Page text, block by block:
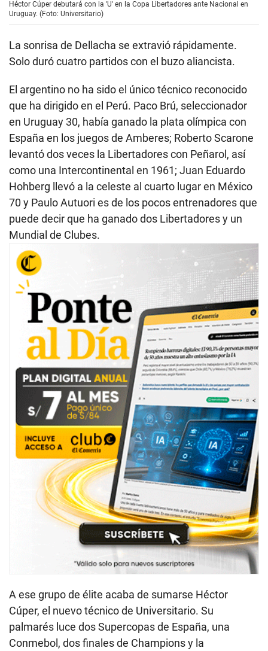
Héctor Cúper debutará con la 'U' en la Copa Libertadores ante Nacional en
Uruguay. (Foto: Universitario)
La sonrisa de Dellacha se extravió rápidamente.
Solo duró cuatro partidos con el buzo aliancista.
El argentino no ha sido el único técnico reconocido
que ha dirigido en el Perú. Paco Brú, seleccionador
en Uruguay 30, había ganado la plata olímpica con
España en los juegos de Amberes; Roberto Scarone
levantó dos veces la Libertadores con Peñarol, así
como una Intercontinental en 1961; Juan Eduardo
Hohberg llevó a la celeste al cuarto lugar en México
70 y Paulo Autuori es de los pocos entrenadores que
puede decir que ha ganado dos Libertadores y un
Mundial de Clubes.
A ese grupo de élite acaba de sumarse Héctor
Cúper, el nuevo técnico de Universitario. Su
palmarés luce dos Supercopas de España, una
Conmebol, dos finales de Champions y la